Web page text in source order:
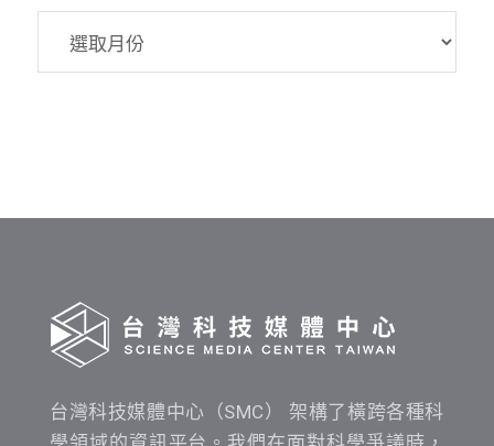
台灣科技媒體中心（SMC） 架構了橫跨各種科